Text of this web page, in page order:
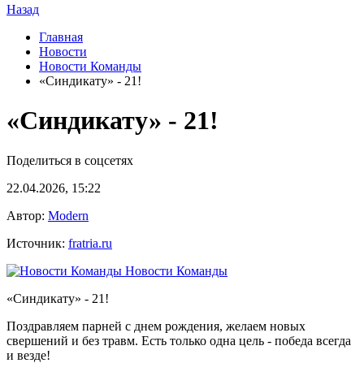
Назад
Главная
Новости
Новости Команды
«Синдикату» - 21!
«Синдикату» - 21!
Поделиться в соцсетях
22.04.2026, 15:22
Автор: Modern
Источник: fratria.ru
Новости Команды
«Синдикату» - 21!
Поздравляем парней с днем рождения, желаем новых
свершений и без травм. Есть только одна цель - победа всегда
и везде!